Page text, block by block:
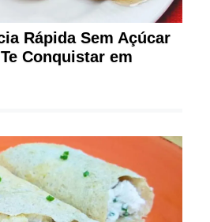
Rápida Sem Açúcar
Conquistar em